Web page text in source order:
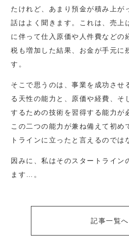
たけれど、あまり預金が積み上が
話はよく聞きます。これは、売上
に伴って仕入原価や人件費などの
税も増加した結果、お金が手元に
す。
そこで思うのは、事業を成功させ
る天性の能力と、原価や経費、そ
するための技術を習得する能力が
この二つの能力が兼ね備えて初め
トラインに立ったと言えるのでは
因みに、私はそのスタートライン
ます…。
記事一覧へ